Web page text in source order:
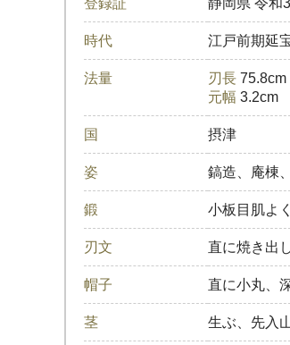
登録証 静岡県 令和
時代 江戸前期延
法量 刃長
元幅 3.2cm
国 摂津
姿 鎬造、庵棟
鍛 小板目肌よ
刃文 直に焼き出
帽子 直に小丸、
茎 生ぶ、先入